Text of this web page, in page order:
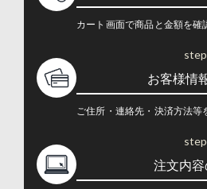
カート画面で商品と金額を確
お客様情
ご住所・連絡先・決済方法等
注文内